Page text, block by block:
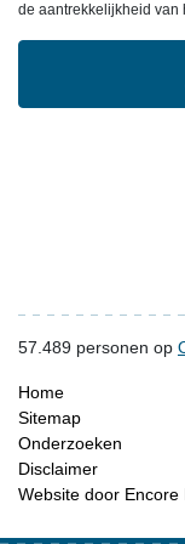
de aantrekkelijkheid van
57.489 personen op
Home
Sitemap
Onderzoeken
Disclaimer
Website door Encore